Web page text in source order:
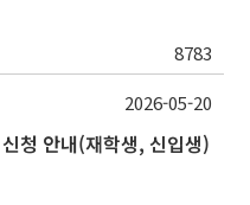
8783
청 안내(재학생, 신입생)
2026-05-20